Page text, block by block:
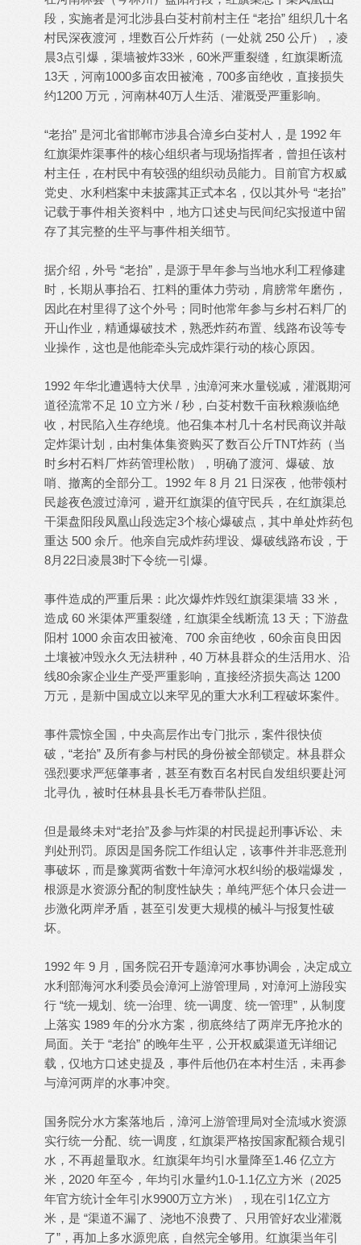
段，实施者是河北涉县白芟村前村主任 “老抬” 组织几十名
村民深夜渡河，埋数百公斤炸药（一处就 250 公斤），凌
晨3点引爆，渠墙被炸33米，60米严重裂缝，红旗渠断流
13天，河南1000多亩农田被淹，700多亩绝收，直接损失
约1200 万元，河南林40万人生活、灌溉受严重影响。
“老抬” 是河北省邯郸市涉县合漳乡白芟村人，是 1992 年
红旗渠炸渠事件的核心组织者与现场指挥者，曾担任该村
村主任，在村民中有较强的组织动员能力。目前官方权威
党史、水利档案中未披露其正式本名，仅以其外号 “老抬”
记载于事件相关资料中，地方口述史与民间纪实报道中留
存了其完整的生平与事件相关细节。
据介绍，外号 “老抬”，是源于早年参与当地水利工程修建
时，长期从事抬石、扛料的重体力劳动，肩膀常年磨伤，
因此在村里得了这个外号；同时他常年参与乡村石料厂的
开山作业，精通爆破技术，熟悉炸药布置、线路布设等专
业操作，这也是他能牵头完成炸渠行动的核心原因。
1992 年华北遭遇特大伏旱，浊漳河来水量锐减，灌溉期河
道径流常不足 10 立方米 / 秒，白芟村数千亩秋粮濒临绝
收，村民陷入生存绝境。他召集本村几十名村民商议并敲
定炸渠计划，由村集体集资购买了数百公斤TNT炸药（当
时乡村石料厂炸药管理松散），明确了渡河、爆破、放
哨、撤离的全部分工。1992 年 8 月 21 日深夜，他带领村
民趁夜色渡过漳河，避开红旗渠的值守民兵，在红旗渠总
干渠盘阳段凤凰山段选定3个核心爆破点，其中单处炸药包
重达 500 余斤。他亲自完成炸药埋设、爆破线路布设，于
8月22日凌晨3时下令统一引爆。
事件造成的严重后果：此次爆炸炸毁红旗渠渠墙 33 米，
造成 60 米渠体严重裂缝，红旗渠全线断流 13 天；下游盘
阳村 1000 余亩农田被淹、700 余亩绝收，60余亩良田因
土壤被冲毁永久无法耕种，40 万林县群众的生活用水、沿
线80余家企业生产受严重影响，直接经济损失高达 1200
万元，是新中国成立以来罕见的重大水利工程破坏案件。
事件震惊全国，中央高层作出专门批示，案件很快侦
破，“老抬” 及所有参与村民的身份被全部锁定。林县群众
强烈要求严惩肇事者，甚至有数百名村民自发组织要赴河
北寻仇，被时任林县县长毛万春带队拦阻。
但是最终未对“老抬”及参与炸渠的村民提起刑事诉讼、未
判处刑罚。原因是国务院工作组认定，该事件并非恶意刑
事破坏，而是豫冀两省数十年漳河水权纠纷的极端爆发，
根源是水资源分配的制度性缺失；单纯严惩个体只会进一
步激化两岸矛盾，甚至引发更大规模的械斗与报复性破
坏。
1992 年 9 月，国务院召开专题漳河水事协调会，决定成立
水利部海河水利委员会漳河上游管理局，对漳河上游段实
行 “统一规划、统一治理、统一调度、统一管理”，从制度
上落实 1989 年的分水方案，彻底终结了两岸无序抢水的
局面。关于 “老抬” 的晚年生平，公开权威渠道无详细记
载，仅地方口述史提及，事件后他仍在本村生活，未再参
与漳河两岸的水事冲突。
国务院分水方案落地后，漳河上游管理局对全流域水资源
实行统一分配、统一调度，红旗渠严格按国家配额合规引
水，不再超量取水。红旗渠年均引水量降至1.46 亿立方
米，2020 年至今，年均引水量约1.0-1.1亿立方米（2025
年官方统计全年引水9900万立方米），现在引1亿立方
米，是 “渠道不漏了、浇地不浪费了、只用管好农业灌溉
了”，再加上多水源兜底，自然完全够用。红旗渠当年引